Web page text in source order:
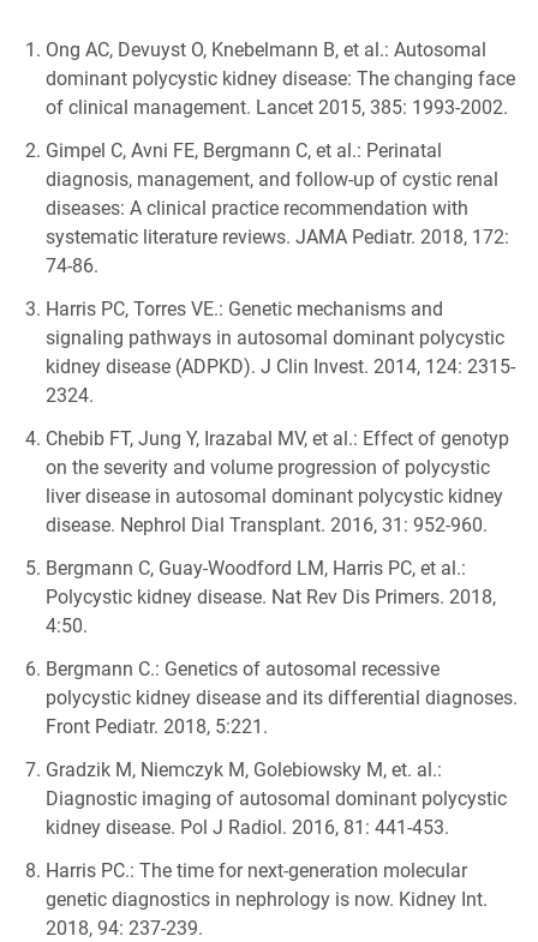
Ong AC, Devuyst O, Knebelmann B, et al.: Autosomal
dominant polycystic kidney disease: The changing face
of clinical management. Lancet 2015, 385: 1993-2002.
Gimpel C, Avni FE, Bergmann C, et al.: Perinatal
diagnosis, management, and follow-up of cystic renal
diseases: A clinical practice recommendation with
systematic literature reviews. JAMA Pediatr. 2018, 172:
74-86.
Harris PC, Torres VE.: Genetic mechanisms and
signaling pathways in autosomal dominant polycystic
kidney disease (ADPKD). J Clin Invest. 2014, 124: 2315-
2324.
Chebib FT, Jung Y, Irazabal MV, et al.: Effect of genotyp
on the severity and volume progression of polycystic
liver disease in autosomal dominant polycystic kidney
disease. Nephrol Dial Transplant. 2016, 31: 952-960.
Bergmann C, Guay-Woodford LM, Harris PC, et al.:
Polycystic kidney disease. Nat Rev Dis Primers. 2018,
4:50.
Bergmann C.: Genetics of autosomal recessive
polycystic kidney disease and its differential diagnoses.
Front Pediatr. 2018, 5:221.
Gradzik M, Niemczyk M, Golebiowsky M, et. al.:
Diagnostic imaging of autosomal dominant polycystic
kidney disease. Pol J Radiol. 2016, 81: 441-453.
Harris PC.: The time for next-generation molecular
genetic diagnostics in nephrology is now. Kidney Int.
2018, 94: 237-239.